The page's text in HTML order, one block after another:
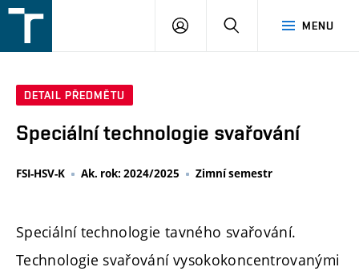
v
MENU
PŘIHLÁŠENÍ
DETAIL PŘEDMĚTU
Speciální technologie svařování
FSI-HSV-K Ak. rok: 2024/2025 Zimní semestr
Speciální technologie tavného svařování.
Technologie svařování vysokokoncentrovanými